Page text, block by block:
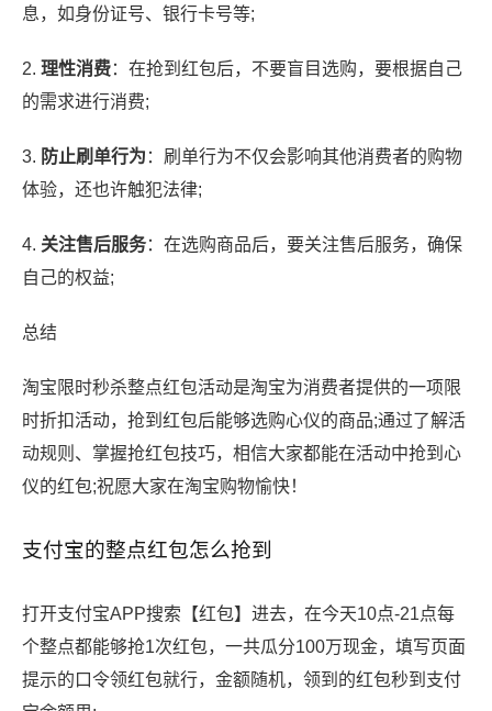
息，如身份证号、银行卡号等;
2. 理性消费：在抢到红包后，不要盲目选购，要根据自己
的需求进行消费;
3. 防止刷单行为 ：刷单行为不仅会影响其他消费者的购物
体验，还也许触犯法律;
4. 关注售后服务：在选购商品后，要关注售后服务，确保
自己的权益;
总结
淘宝限时秒杀整点红包活动是淘宝为消费者提供的一项限
时折扣活动，抢到红包后能够选购心仪的商品;通过了解活
动规则、掌握抢红包技巧，相信大家都能在活动中抢到心
仪的红包;祝愿大家在淘宝购物愉快！
支付宝的整点红包怎么抢到
打开支付宝APP搜索【红包】进去，在今天10点-21点每
个整点都能够抢1次红包，一共瓜分100万现金，填写页面
提示的口令领红包就行，金额随机，领到的红包秒到支付